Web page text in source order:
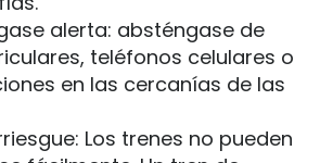
alerta: absténgase de
teléfonos celulares o
en las cercanías de las
Los trenes no pueden